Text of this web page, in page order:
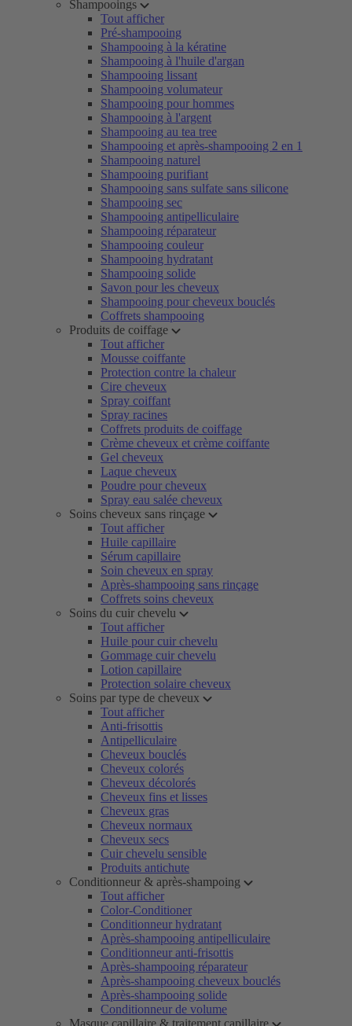
Shampooings
Tout afficher
Pré-shampooing
Shampooing à la kératine
Shampooing à l'huile d'argan
Shampooing lissant
Shampooing volumateur
Shampooing pour hommes
Shampooing à l'argent
Shampooing au tea tree
Shampooing et après-shampooing 2 en 1
Shampooing naturel
Shampooing purifiant
Shampooing sans sulfate sans silicone
Shampooing sec
Shampooing antipelliculaire
Shampooing réparateur
Shampooing couleur
Shampooing hydratant
Shampooing solide
Savon pour les cheveux
Shampooing pour cheveux bouclés
Coffrets shampooing
Produits de coiffage
Tout afficher
Mousse coiffante
Protection contre la chaleur
Cire cheveux
Spray coiffant
Spray racines
Coffrets produits de coiffage
Crème cheveux et crème coiffante
Gel cheveux
Laque cheveux
Poudre pour cheveux
Spray eau salée cheveux
Soins cheveux sans rinçage
Tout afficher
Huile capillaire
Sérum capillaire
Soin cheveux en spray
Après-shampooing sans rinçage
Coffrets soins cheveux
Soins du cuir chevelu
Tout afficher
Huile pour cuir chevelu
Gommage cuir chevelu
Lotion capillaire
Protection solaire cheveux
Soins par type de cheveux
Tout afficher
Anti-frisottis
Antipelliculaire
Cheveux bouclés
Cheveux colorés
Cheveux décolorés
Cheveux fins et lisses
Cheveux gras
Cheveux normaux
Cheveux secs
Cuir chevelu sensible
Produits antichute
Conditionneur & après-shampoing
Tout afficher
Color-Conditioner
Conditionneur hydratant
Après-shampooing antipelliculaire
Conditionneur anti-frisottis
Après-shampooing réparateur
Après-shampooing cheveux bouclés
Après-shampooing solide
Conditionneur de volume
Masque capillaire & traitement capillaire